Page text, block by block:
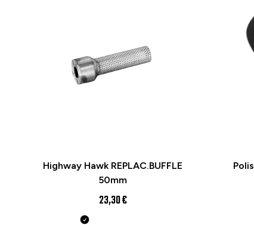
Highway Hawk REPLAC.BUFFLE
50mm
23,30 €